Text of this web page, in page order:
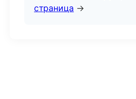
страница →